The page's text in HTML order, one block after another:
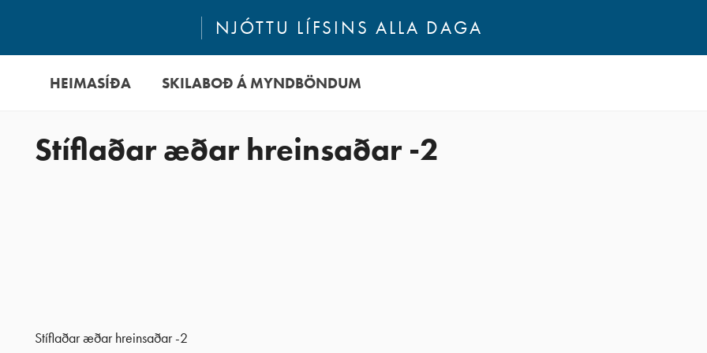
NJÓTTU LÍFSINS ALLA DAGA
HEIMASÍÐA SKILABOÐ Á MYNDBÖNDUM
Stíflaðar æðar hreinsaðar -2
Stíflaðar æðar hreinsaðar -2